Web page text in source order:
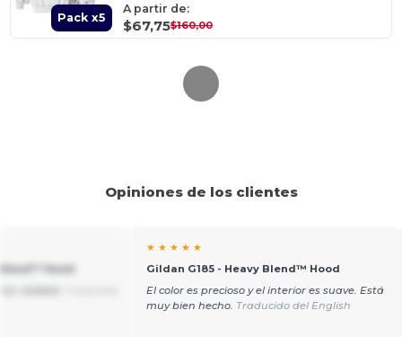
Pack x5
A partir de:
$67,75$160,00
Opiniones de los clientes
Hood
★ ★ ★ ★ ★
Gildan G185 - Heavy Blend™ Hood
El color es precioso y el interior es suave. Está
muy bien hecho. Traducido del English